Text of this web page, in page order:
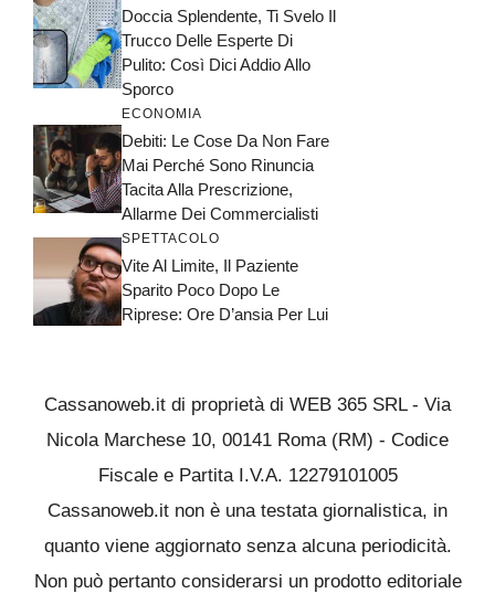
Doccia Splendente, Ti Svelo Il
Trucco Delle Esperte Di
Pulito: Così Dici Addio Allo
Sporco
ECONOMIA
Debiti: Le Cose Da Non Fare
Mai Perché Sono Rinuncia
Tacita Alla Prescrizione,
Allarme Dei Commercialisti
SPETTACOLO
Vite Al Limite, Il Paziente
Sparito Poco Dopo Le
Riprese: Ore D’ansia Per Lui
Cassanoweb.it di proprietà di WEB 365 SRL - Via
Nicola Marchese 10, 00141 Roma (RM) - Codice
Fiscale e Partita I.V.A. 12279101005
Cassanoweb.it non è una testata giornalistica, in
quanto viene aggiornato senza alcuna periodicità.
Non può pertanto considerarsi un prodotto editoriale